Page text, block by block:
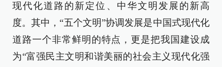
现代化道路的新定位、中华文明发展的新高
度。其中，“五个文明”协调发展是中国式现代化
道路一个非常鲜明的特点，更是把我国建设成
为“富强民主文明和谐美丽的社会主义现代化强